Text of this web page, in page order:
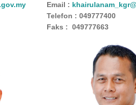
Email :
Telefon : 049777400
Faks : 049777663